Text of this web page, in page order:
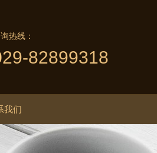
热线：
82899318
我们